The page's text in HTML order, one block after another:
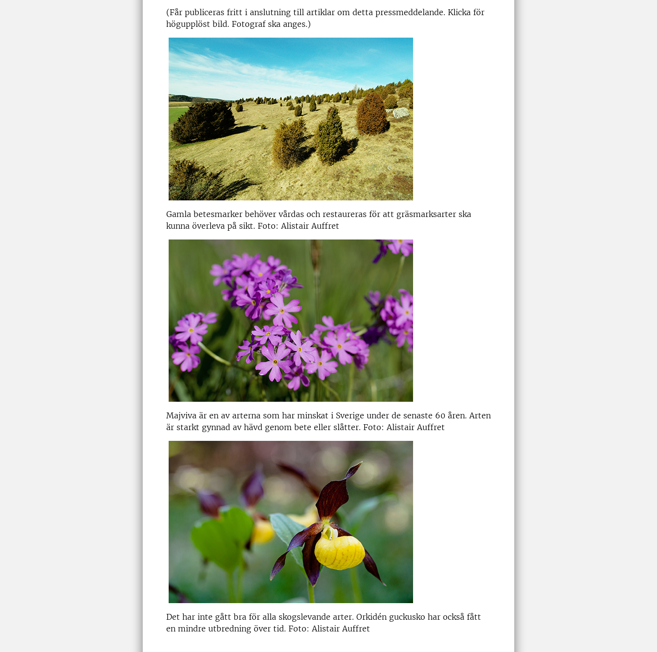
(Får publiceras fritt i anslutning till artiklar om detta pressmeddelande. Klicka för
högupplöst bild. Fotograf ska anges.)
Gamla betesmarker behöver vårdas och restaureras för att gräsmarksarter ska
kunna överleva på sikt. Foto: Alistair Auffret
Majviva är en av arterna som har minskat i Sverige under de senaste 60 åren. Arten
är starkt gynnad av hävd genom bete eller slåtter. Foto: Alistair Auffret
Det har inte gått bra för alla skogslevande arter. Orkidén guckusko har också fått
en mindre utbredning över tid. Foto: Alistair Auffret